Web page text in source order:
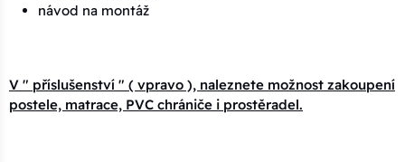
návod na montáž
V " příslušenství " ( vpravo ), naleznete možnost zakoupení
postele, matrace, PVC chrániče i prostěradel.